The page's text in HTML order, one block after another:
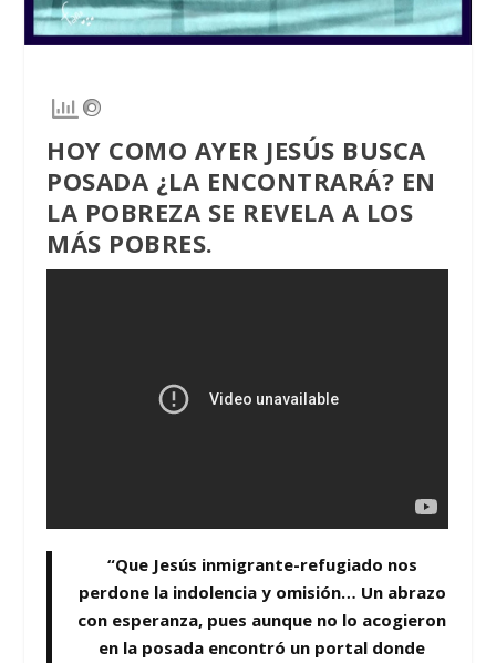
HOY COMO AYER JESÚS BUSCA
POSADA ¿LA ENCONTRARÁ? EN
LA POBREZA SE REVELA A LOS
MÁS POBRES.
“Que Jesús inmigrante-refugiado nos
perdone la indolencia y omisión… Un abrazo
con esperanza, pues aunque no lo acogieron
en la posada encontró un portal donde